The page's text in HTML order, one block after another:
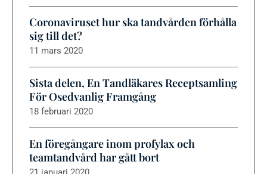
Coronaviruset hur ska tandvården förhålla
sig till det?
11 mars 2020
Sista delen, En Tandläkares Receptsamling
För Osedvanlig Framgång
18 februari 2020
En föregångare inom profylax och
teamtandvård har gått bort